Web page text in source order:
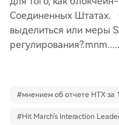
Соединенных Штатах.
выделиться или меры
регулирования?.mnm.....
#мнением об отчете HTX за
#Hit March's Interaction